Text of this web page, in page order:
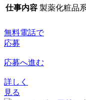
仕事内容 製薬化粧品
無料電話で
応募
応募へ進む
詳しく
見る